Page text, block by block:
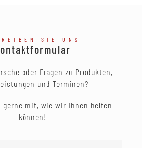
SIE UNS
oder Fragen zu Produkten,
und Terminen?
gerne mit, wie wir Ihnen helfen
können!